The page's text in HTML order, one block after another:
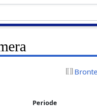
Periode